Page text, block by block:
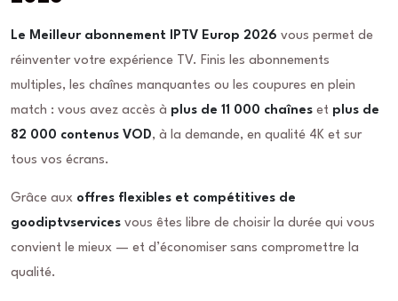
Le Meilleur abonnement IPTV Europ 2026 vous permet de
réinventer votre expérience TV. Finis les abonnements
multiples, les chaînes manquantes ou les coupures en plein
match : vous avez accès à plus de 11 000 chaînes et plus de
82 000 contenus VOD, à la demande, en qualité 4K et sur
tous vos écrans.
Grâce aux offres flexibles et compétitives de
goodiptvservices vous êtes libre de choisir la durée qui vous
convient le mieux — et d’économiser sans compromettre la
qualité.